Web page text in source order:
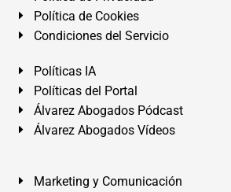
Política de Cookies
Condiciones del Servicio
Políticas IA
Políticas del Portal
Álvarez Abogados Pódcast
Álvarez Abogados Vídeos
Marketing y Comunicación